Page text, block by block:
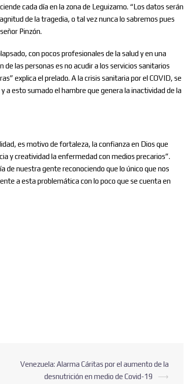
cada día en la zona de Leguizamo. “Los datos serán
de la tragedia, o tal vez nunca lo sabremos pues
Pinzón.
con pocos profesionales de la salud y en una
las personas es no acudir a los servicios sanitarios
explica el prelado. A la crisis sanitaria por el COVID, se
a esto sumado el hambre que genera la inactividad de la
es motivo de fortaleza, la confianza en Dios que
y creatividad la enfermedad con medios precarios”.
de nuestra gente reconociendo que lo único que nos
a esta problemática con lo poco que se cuenta en
Venezuela: Alarma Cáritas por el aumento de la
desnutrición en medio de Covid-19
⟶
*